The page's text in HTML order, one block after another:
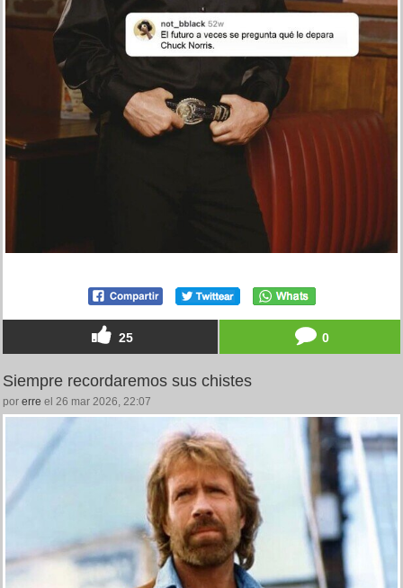
25 0
Siempre recordaremos sus chistes
por erre el 26 mar 2026, 22:07